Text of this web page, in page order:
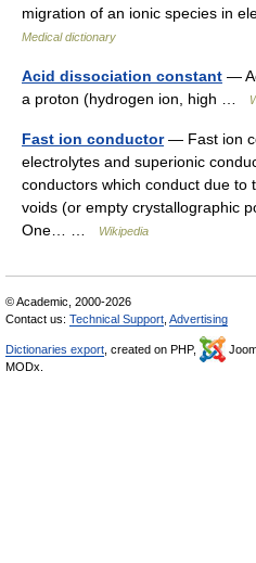
migration of an ionic species in
Medical dictionary
Acid dissociation constant —
a proton (hydrogen ion, high …
Fast ion conductor— Fast ion
electrolytes and superionic
conductors which conduct due to
voids (or empty crystallographic
One… …
Wikipedia
© Academic, 2000-2026
Contact us: Technical Support Advertising
Dictionaries export , created on PHP,
MODx.